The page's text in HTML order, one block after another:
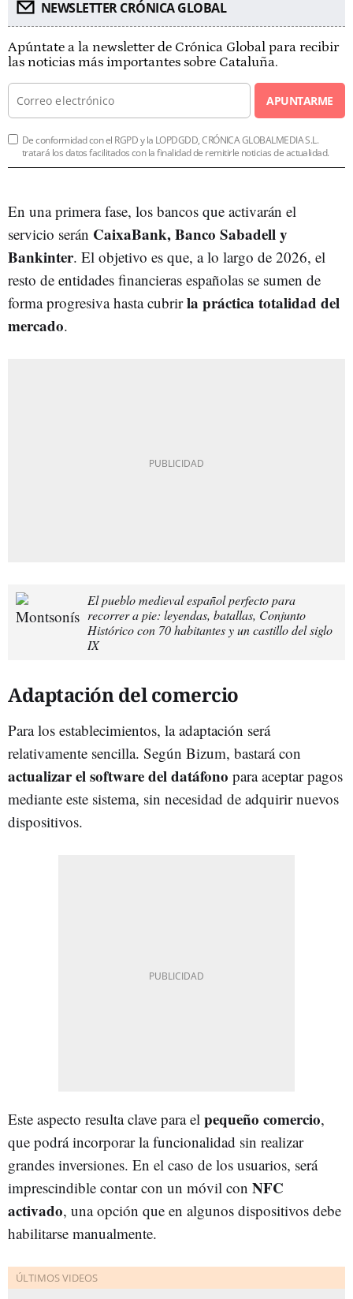
NEWSLETTER CRÓNICA GLOBAL
Apúntate a la newsletter de Crónica Global para recibir
las noticias más importantes sobre Cataluña.
APUNTARME
De conformidad con el RGPD y la LOPDGDD, CRÓNICA GLOBALMEDIA S.L.
tratará los datos facilitados con la finalidad de remitirle noticias de actualidad.
En una primera fase, los bancos que activarán el
servicio serán CaixaBank, Banco Sabadell y
Bankinter. El objetivo es que, a lo largo de 2026, el
resto de entidades financieras españolas se sumen de
forma progresiva hasta cubrirla práctica totalidad del
mercado.
El pueblo medieval español perfecto para
recorrer a pie: leyendas, batallas, Conjunto
Histórico con 70 habitantes y un castillo del siglo
IX
Adaptación del comercio
Para los establecimientos, la adaptación será
relativamente sencilla. Según Bizum, bastará con
actualizar el software del datáfono para aceptar pagos
mediante este sistema, sin necesidad de adquirir nuevos
dispositivos.
Este aspecto resulta clave para el pequeño comercio,
que podrá incorporar la funcionalidad sin realizar
grandes inversiones. En el caso de los usuarios, será
imprescindible contar con un móvil con NFC
activado, una opción que en algunos dispositivos debe
habilitarse manualmente.